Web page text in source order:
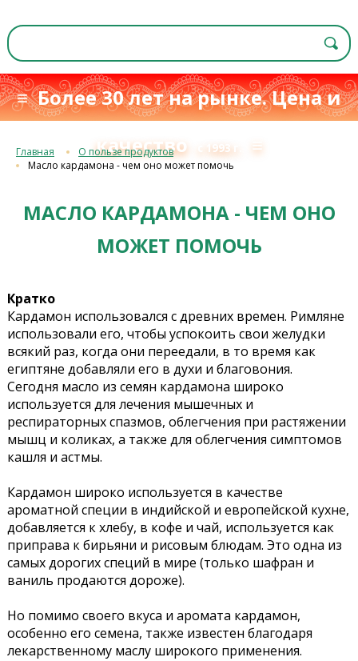
≡ Более 30 лет на рынке. Цена и
качество
с 1993 г. ≡
Главная
О пользе продуктов
Масло кардамона - чем оно может помочь
МАСЛО КАРДАМОНА - ЧЕМ ОНО
МОЖЕТ ПОМОЧЬ
Кратко
Кардамон использовался с древних времен. Римляне
использовали его, чтобы успокоить свои желудки
всякий раз, когда они переедали, в то время как
египтяне добавляли его в духи и благовония.
Сегодня масло из семян кардамона широко
используется для лечения мышечных и
респираторных спазмов, облегчения при растяжении
мышц и коликах, а также для облегчения симптомов
кашля и астмы.
Кардамон широко используется в качестве
ароматной специи в индийской и европейской кухне,
добавляется к хлебу, в кофе и чай, используется как
приправа к бирьяни и рисовым блюдам. Это одна из
самых дорогих специй в мире (только шафран и
ваниль продаются дороже).
Но помимо своего вкуса и аромата кардамон,
особенно его семена, также известен благодаря
лекарственному маслу широкого применения.